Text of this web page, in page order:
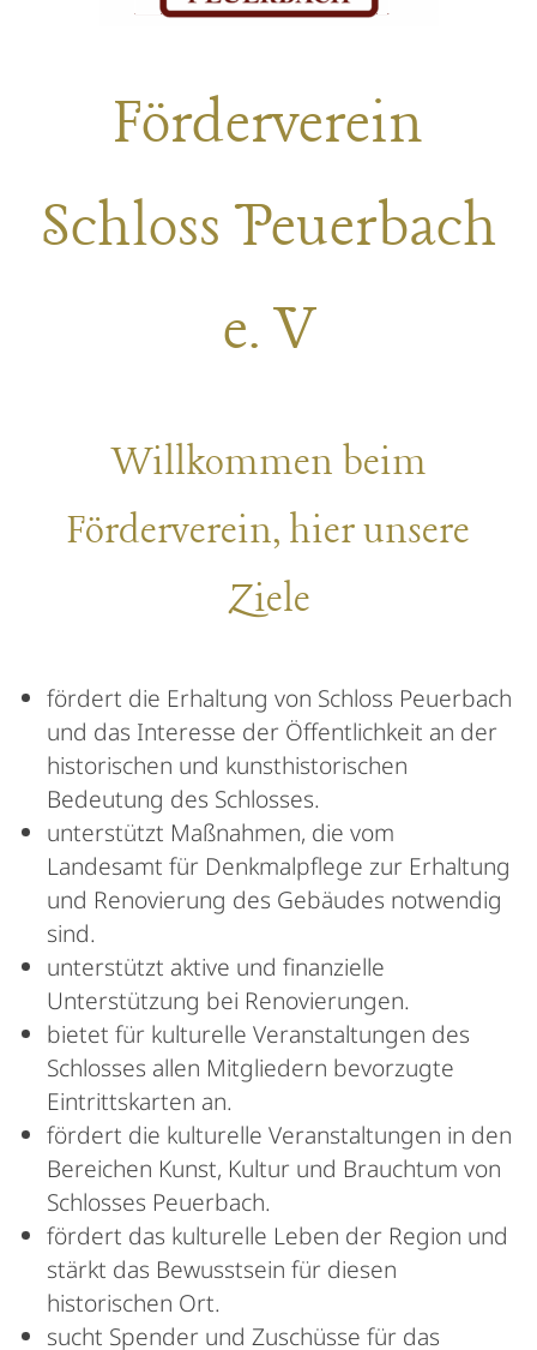
Förderverein
Schloss Peuerbach
e. V
Willkommen beim
Förderverein, hier unsere
Ziele
fördert die Erhaltung von Schloss Peuerbach
und das Interesse der Öffentlichkeit an der
historischen und kunsthistorischen
Bedeutung des Schlosses.
unterstützt Maßnahmen, die vom
Landesamt für Denkmalpflege zur Erhaltung
und Renovierung des Gebäudes notwendig
sind.
unterstützt aktive und finanzielle
Unterstützung bei Renovierungen.
bietet für kulturelle Veranstaltungen des
Schlosses allen Mitgliedern bevorzugte
Eintrittskarten an.
fördert die kulturelle Veranstaltungen in den
Bereichen Kunst, Kultur und Brauchtum von
Schlosses Peuerbach.
fördert das kulturelle Leben der Region und
stärkt das Bewusstsein für diesen
historischen Ort.
sucht Spender und Zuschüsse für das